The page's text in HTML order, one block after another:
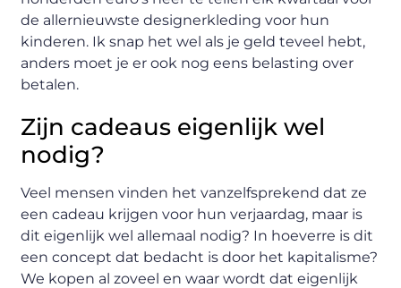
de allernieuwste designerkleding voor hun
kinderen. Ik snap het wel als je geld teveel hebt,
anders moet je er ook nog eens belasting over
betalen.
Zijn cadeaus eigenlijk wel
nodig?
Veel mensen vinden het vanzelfsprekend dat ze
een cadeau krijgen voor hun verjaardag, maar is
dit eigenlijk wel allemaal nodig? In hoeverre is dit
een concept dat bedacht is door het kapitalisme?
We kopen al zoveel en waar wordt dat eigenlijk